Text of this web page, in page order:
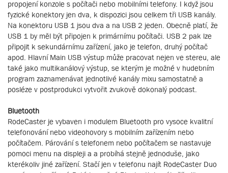
propojení konzole s počítači nebo mobilními telefony. I když jsou
fyzické konektory jen dva, k dispozici jsou celkem tři USB kanály.
Na konektoru USB 1 jsou dva a na USB 2 jeden. Obecně platí, že
USB 1 by měl být připojen k primárnímu počítači. USB 2 pak lze
připojit k sekundárnímu zařízení, jako je telefon, druhý počítač
apod. Hlavní Main USB výstup může pracovat nejen ve stereu, ale
také jako multikanálový výstup, se kterým je možné v hudebním
program zaznamenávat jednotlivé kanály mixu samostatně a
posléze v postprodukci vytvořit zvukově dokonalý podcast.
Bluetooth
RodeCaster je vybaven i modulem Bluetooth pro vysoce kvalitní
telefonování nebo videohovory s mobilním zařízením nebo
počítačem. Párování s telefonem nebo počítačem se nastavuje
pomoci menu na displeji a a probíhá stejně jednoduše, jako
kterékoliv jiné zařízení. Stačí jen v telefonu najít RodeCaster Duo